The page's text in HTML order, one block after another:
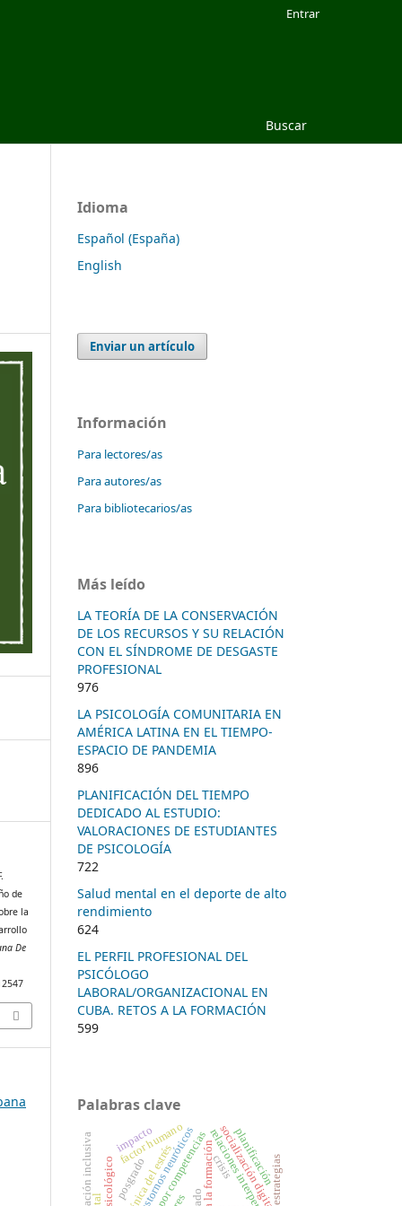
Buscar
Entrar
de
la
De
Idioma
Español (España)
English
Enviar un artículo
Información
Para lectores/as
Para autores/as
Para bibliotecarios/as
Más leído
LA TEORÍA DE LA CONSERVACIÓN
DE LOS RECURSOS Y SU RELACIÓN
CON EL SÍNDROME DE DESGASTE
PROFESIONAL
976
LA PSICOLOGÍA COMUNITARIA EN
AMÉRICA LATINA EN EL TIEMPO-
ESPACIO DE PANDEMIA
896
PLANIFICACIÓN DEL TIEMPO
DEDICADO AL ESTUDIO:
VALORACIONES DE ESTUDIANTES
DE PSICOLOGÍA
722
Salud mental en el deporte de alto
rendimiento
624
EL PERFIL PROFESIONAL DEL
PSICÓLOGO
LABORAL/ORGANIZACIONAL EN
CUBA. RETOS A LA FORMACIÓN
599
Palabras clave
posgrado retos a la formación
factor humano
trastornos neuróticos
clínica del estrés socialización digital
impacto
estrategias
planificación
educación inclusiva crisis